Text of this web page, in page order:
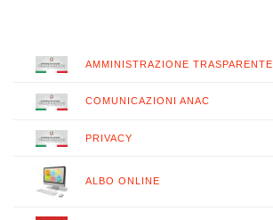
AMMINISTRAZIONE TRASPARENTE
COMUNICAZIONI ANAC
PRIVACY
ALBO ONLINE